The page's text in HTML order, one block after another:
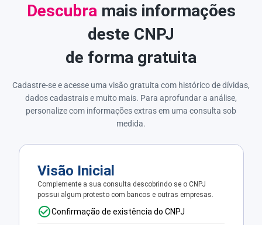
Descubra mais informações
deste CNPJ
de forma gratuita
Cadastre-se e acesse uma visão gratuita com histórico de dívidas,
dados cadastrais e muito mais. Para aprofundar a análise,
personalize com informações extras em uma consulta sob
medida.
Visão Inicial
Complemente a sua consulta descobrindo se o CNPJ
possui algum protesto com bancos e outras empresas.
Confirmação de existência do CNPJ